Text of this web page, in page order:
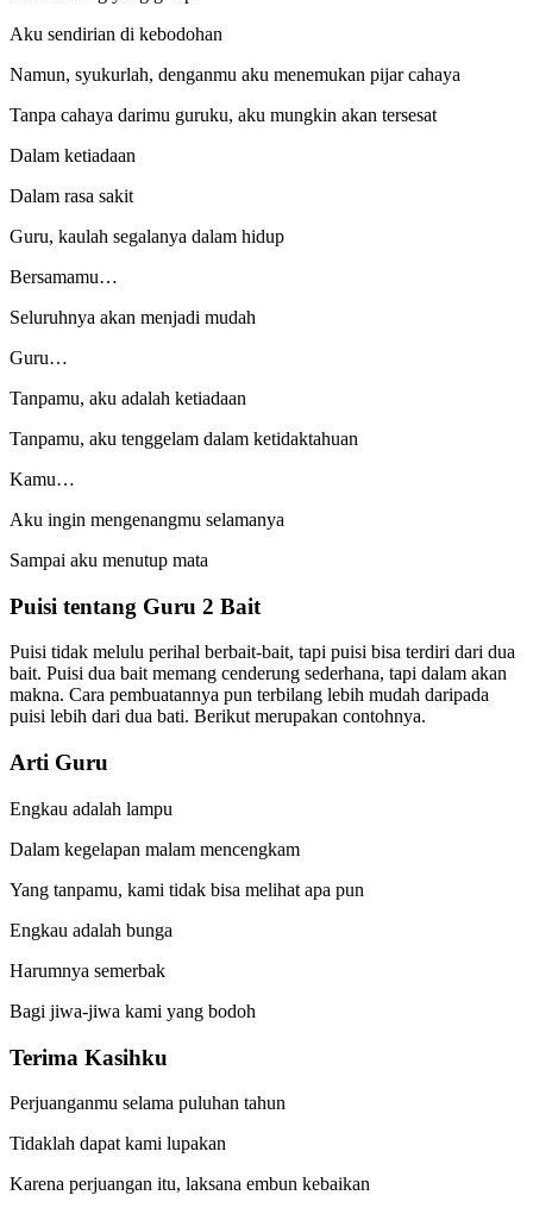
Aku sendirian di kebodohan
Namun, syukurlah, denganmu aku menemukan pijar cahaya
Tanpa cahaya darimu guruku, aku mungkin akan tersesat
Dalam ketiadaan
Dalam rasa sakit
Guru, kaulah segalanya dalam hidup
Bersamamu…
Seluruhnya akan menjadi mudah
Guru…
Tanpamu, aku adalah ketiadaan
Tanpamu, aku tenggelam dalam ketidaktahuan
Kamu…
Aku ingin mengenangmu selamanya
Sampai aku menutup mata
Puisi tentang Guru 2 Bait
Puisi tidak melulu perihal berbait-bait, tapi puisi bisa terdiri dari dua
bait. Puisi dua bait memang cenderung sederhana, tapi dalam akan
makna. Cara pembuatannya pun terbilang lebih mudah daripada
puisi lebih dari dua bati. Berikut merupakan contohnya.
Arti Guru
Engkau adalah lampu
Dalam kegelapan malam mencengkam
Yang tanpamu, kami tidak bisa melihat apa pun
Engkau adalah bunga
Harumnya semerbak
Bagi jiwa-jiwa kami yang bodoh
Terima Kasihku
Perjuanganmu selama puluhan tahun
Tidaklah dapat kami lupakan
Karena perjuangan itu, laksana embun kebaikan